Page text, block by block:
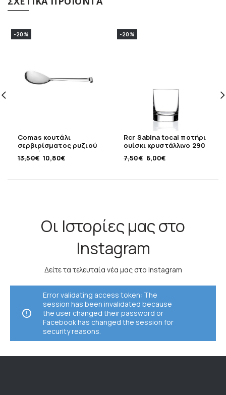
-20%
Comas κουτάλι
σερβιρίσματος ρυζιού
ανοξείδωτο 18/10
13,50€ 10,80€
-20%
Rcr Sabina tocai ποτήρι
ουίσκι κρυστάλλινο 290
7,50€ 6,00€
Οι Ιστορίες μας στο
Instagram
Δείτε τα τελευταία νέα μας στο Instagram
Error validating access token: The
session has been invalidated because
the user changed their password or
Facebook has changed the session for
security reasons.